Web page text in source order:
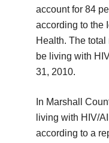
account for 84
according to the
Health. The
be living with
31, 2010.
In Marshall
living with HIV/
according to a